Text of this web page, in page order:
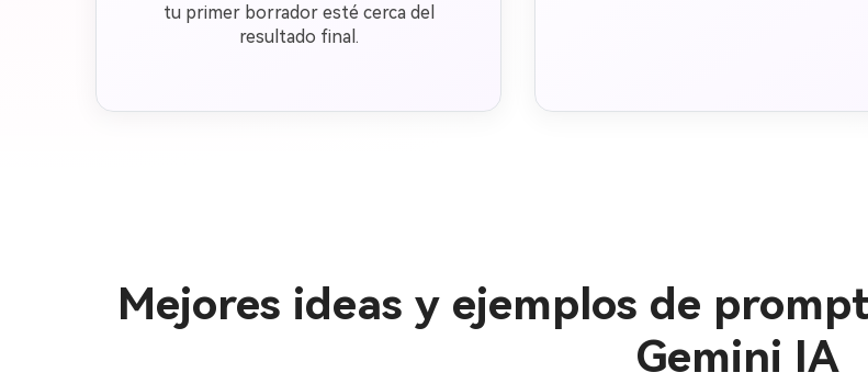
tu primer borrador esté cerca del
resultado final.
Mejores ideas y ejemplos de
Gemini IA